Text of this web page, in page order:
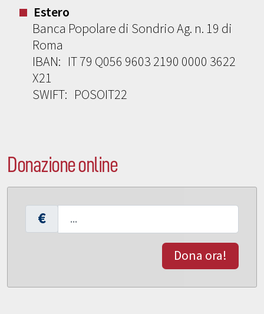
Estero
Banca Popolare di Sondrio Ag. n. 19 di
Roma
IBAN: IT 79 Q056 9603 2190 0000 3622
X21
SWIFT: POSOIT22
Donazione online
€
Dona ora!